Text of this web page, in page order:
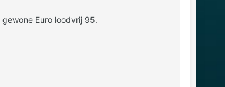
Euro loodvrij 95.